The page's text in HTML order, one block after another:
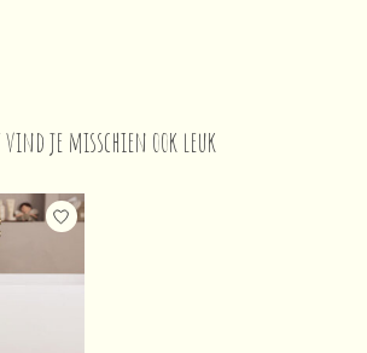
je misschien ook leuk